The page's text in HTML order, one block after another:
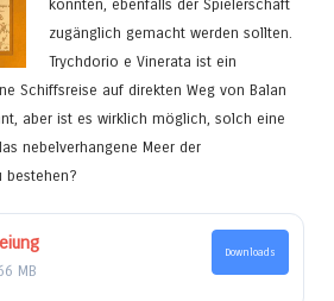
konnten, ebenfalls der Spielerschaft
zugänglich gemacht werden sollten.
Trychdorio e Vinerata ist ein
Schiffsreise auf direkten Weg von Balan
aber ist es wirklich möglich, solch eine
nebelverhangene Meer der
bestehen?
MB
Downloads